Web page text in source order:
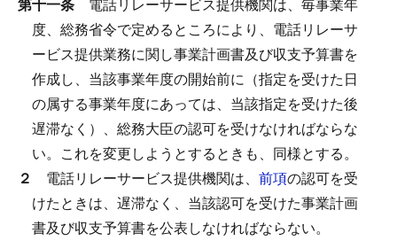
度、総務省令で定めるところにより、電話リレーサ
ービス提供業務に関し事業計画書及び収支予算書を
作成し、当該事業年度の開始前に（指定を受けた日
の属する事業年度にあっては、当該指定を受けた後
遅滞なく）、総務大臣の認可を受けなければならな
い。 これを変更しようとするときも、同様とする。
２ 電話リレーサービス提供機関は、 前項の認可を受
けたときは、遅滞なく、当該認可を受けた事業計画
書及び収支予算書を公表しなければならない。